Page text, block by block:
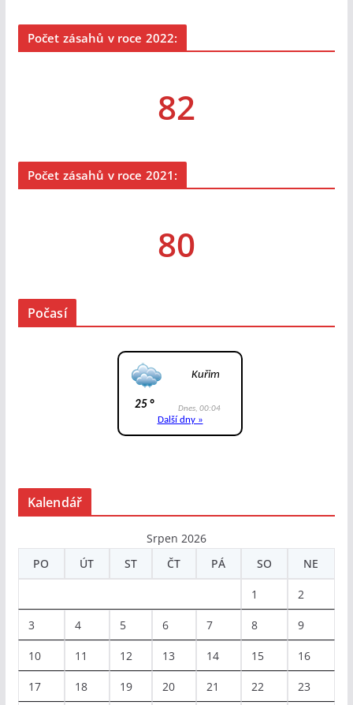
Počet zásahů v roce 2022:
82
Počet zásahů v roce 2021:
80
Počasí
Kalendář
Srpen 2026
PO
ÚT ST ČT PÁ SO NE
1 2
3 4 5 6 7 8 9
10 11 12 13 14 15 16
17 18 19 20 21 22 23